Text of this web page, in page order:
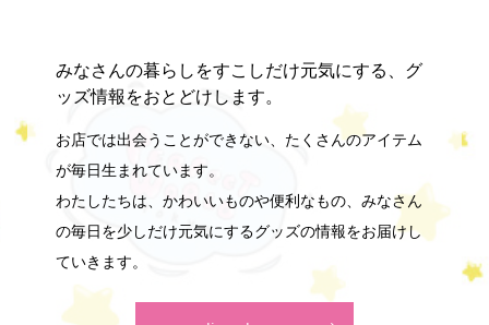
みなさんの暮らしをすこしだけ元気にする、グ
ッズ情報をおとどけします。
お店では出会うことができない、たくさんのアイテム
わたしたちは、かわいいものや便利なもの、みなさん
の毎日を少しだけ元気にするグッズの情報をお届けし